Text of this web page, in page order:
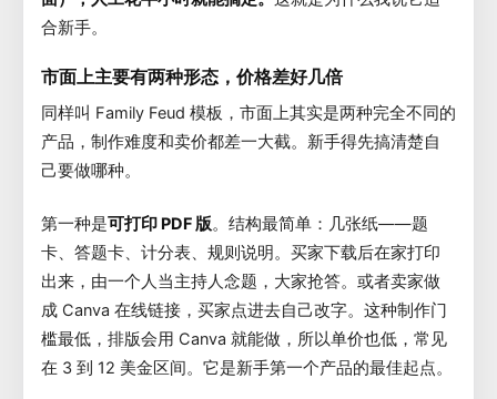
合新手。
市面上主要有两种形态，价格差好几倍
同样叫 Family Feud 模板，市面上其实是两种完全不同的
产品，制作难度和卖价都差一大截。新手得先搞清楚自
己要做哪种。
第一种是可打印 PDF 版。结构最简单：几张纸——题
卡、答题卡、计分表、规则说明。买家下载后在家打印
出来，由一个人当主持人念题，大家抢答。或者卖家做
成 Canva 在线链接，买家点进去自己改字。这种制作门
槛最低，排版会用 Canva 就能做，所以单价也低，常见
在 3 到 12 美金区间。它是新手第一个产品的最佳起点。